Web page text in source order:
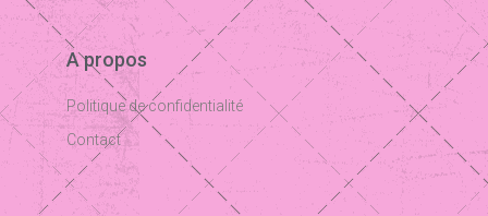
A propos
Politique de confidentialité
Contact